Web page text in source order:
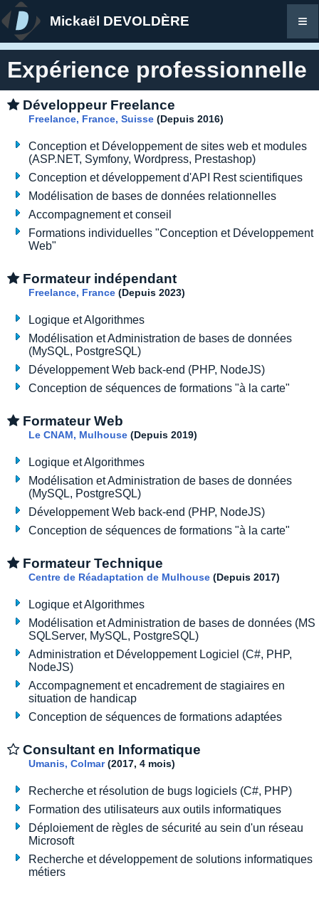
Mickaël DEVOLDÈRE ≡
Expérience professionnelle
Développeur Freelance
Freelance, France, Suisse (Depuis 2016)
Conception et Développement de sites web et modules
(ASP.NET, Symfony, Wordpress, Prestashop)
Conception et développement d'API Rest scientifiques
Modélisation de bases de données relationnelles
Accompagnement et conseil
Formations individuelles "Conception et Développement
Web"
Formateur indépendant
Freelance, France (Depuis 2023)
Logique et Algorithmes
Modélisation et Administration de bases de données
(MySQL, PostgreSQL)
Développement Web back-end (PHP, NodeJS)
Conception de séquences de formations "à la carte"
Formateur Web
Le CNAM, Mulhouse (Depuis 2019)
Logique et Algorithmes
Modélisation et Administration de bases de données
(MySQL, PostgreSQL)
Développement Web back-end (PHP, NodeJS)
Conception de séquences de formations "à la carte"
Formateur Technique
Centre de Réadaptation de Mulhouse (Depuis 2017)
Logique et Algorithmes
Modélisation et Administration de bases de données (MS
SQLServer, MySQL, PostgreSQL)
Administration et Développement Logiciel (C#, PHP,
NodeJS)
Accompagnement et encadrement de stagiaires en
situation de handicap
Conception de séquences de formations adaptées
Consultant en Informatique
Umanis, Colmar(2017, 4 mois)
Recherche et résolution de bugs logiciels (C#, PHP)
Formation des utilisateurs aux outils informatiques
Déploiement de règles de sécurité au sein d'un réseau
Microsoft
Recherche et développement de solutions informatiques
métiers